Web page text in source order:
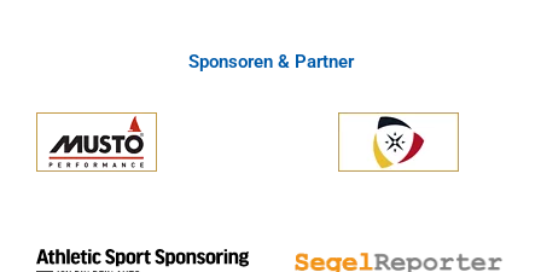
Sponsoren & Partner